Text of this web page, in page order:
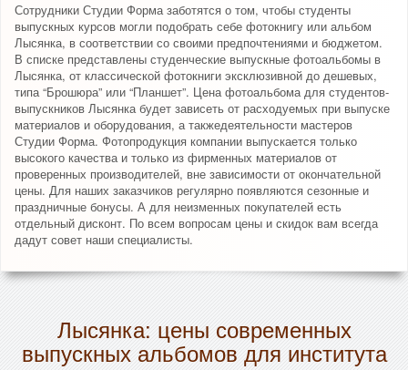
Сотрудники Студии Форма заботятся о том, чтобы студенты
выпускных курсов могли подобрать себе фотокнигу или альбом
Лысянка, в соответствии со своими предпочтениями и бюджетом.
В списке представлены студенческие выпускные фотоальбомы в
Лысянка, от классической фотокниги эксклюзивной до дешевых,
типа “Брошюра” или “Планшет”. Цена фотоальбома для студентов-
выпускников Лысянка будет зависеть от расходуемых при выпуске
материалов и оборудования, а такжедеятельности мастеров
Студии Форма. Фотопродукция компании выпускается только
высокого качества и только из фирменных материалов от
проверенных производителей, вне зависимости от окончательной
цены. Для наших заказчиков регулярно появляются сезонные и
праздничные бонусы. А для неизменных покупателей есть
отдельный дисконт. По всем вопросам цены и скидок вам всегда
дадут совет наши специалисты.
Лысянка: цены современных
выпускных альбомов для института